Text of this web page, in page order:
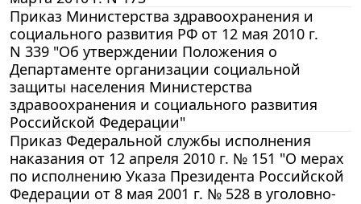
Приказ Министерства здравоохранения и
социального развития РФ от 12 мая 2010 г.
N 339 "Об утверждении Положения о
Департаменте организации социальной
защиты населения Министерства
здравоохранения и социального развития
Российской Федерации"
Приказ Федеральной службы исполнения
наказания от 12 апреля 2010 г. № 151 "О мерах
по исполнению Указа Президента Российской
Федерации от 8 мая 2001 г. № 528 в уголовно-